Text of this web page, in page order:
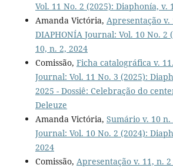
Vol. 11 No. 2 (2025): Diaphonía, v.
Amanda Victória, Apresentação v.
DIAPHONÍA Journal: Vol. 10 No. 2
10, n. 2, 2024
Comissão, Ficha catalográfica v.
Journal: Vol. 11 No. 3 (2025):
2025 - Dossiê: Celebração do
Deleuze
Amanda Victória, Sumário v. 10 n.
Journal: Vol. 10 No. 2 (2024):
2024
Comissão, Apresentação v. 11, n. 2